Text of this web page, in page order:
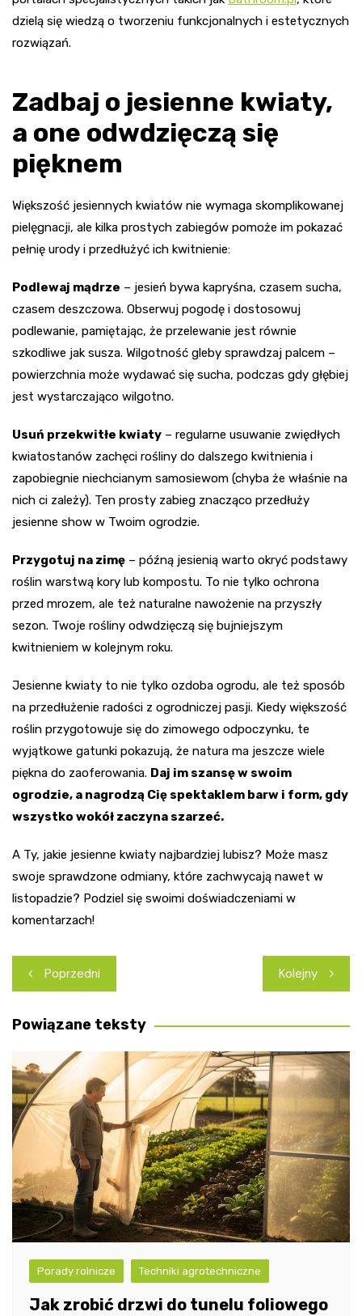
dzielą się wiedzą o tworzeniu funkcjonalnych i estetycznych
rozwiązań.
Zadbaj o jesienne kwiaty,
a one odwdzięczą się
pięknem
Większość jesiennych kwiatów nie wymaga skomplikowanej
pielęgnacji, ale kilka prostych zabiegów pomoże im pokazać
pełnię urody i przedłużyć ich kwitnienie:
Podlewaj mądrze – jesień bywa kapryśna, czasem sucha,
czasem deszczowa. Obserwuj pogodę i dostosowuj
podlewanie, pamiętając, że przelewanie jest równie
szkodliwe jak susza. Wilgotność gleby sprawdzaj palcem –
powierzchnia może wydawać się sucha, podczas gdy głębiej
jest wystarczająco wilgotno.
Usuń przekwitłe kwiaty – regularne usuwanie zwiędłych
kwiatostanów zachęci rośliny do dalszego kwitnienia i
zapobiegnie niechcianym samosiewom (chyba że właśnie na
nich ci zależy). Ten prosty zabieg znacząco przedłuży
jesienne show w Twoim ogrodzie.
Przygotuj na zimę – późną jesienią warto okryć podstawy
roślin warstwą kory lub kompostu. To nie tylko ochrona
przed mrozem, ale też naturalne nawożenie na przyszły
sezon. Twoje rośliny odwdzięczą się bujniejszym
kwitnieniem w kolejnym roku.
Jesienne kwiaty to nie tylko ozdoba ogrodu, ale też sposób
na przedłużenie radości z ogrodniczej pasji. Kiedy większość
roślin przygotowuje się do zimowego odpoczynku, te
wyjątkowe gatunki pokazują, że natura ma jeszcze wiele
piękna do zaoferowania. Daj im szansę w swoim
ogrodzie, a nagrodzą Cię spektaklem barw i form, gdy
wszystko wokół zaczyna szarzeć.
A Ty, jakie jesienne kwiaty najbardziej lubisz? Może masz
swoje sprawdzone odmiany, które zachwycają nawet w
listopadzie? Podziel się swoimi doświadczeniami w
komentarzach!
Nawigacja
wpisu
Poprzedni Kolejny
Powiązane teksty
Porady rolnicze Techniki agrotechniczne
Jak zrobić drzwi do tunelu foliowego